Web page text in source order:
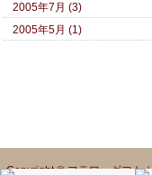
2005年7月 (3)
2005年5月 (1)
Copyright ©フラワーギフト